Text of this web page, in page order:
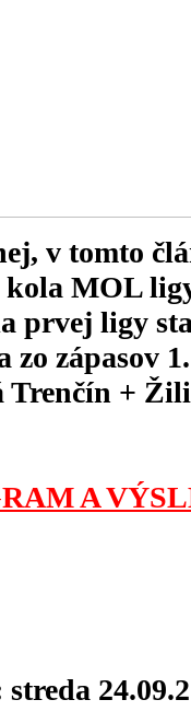
v tomto
MOL
prvej ligy
zo zápasov
Trenčín +
A